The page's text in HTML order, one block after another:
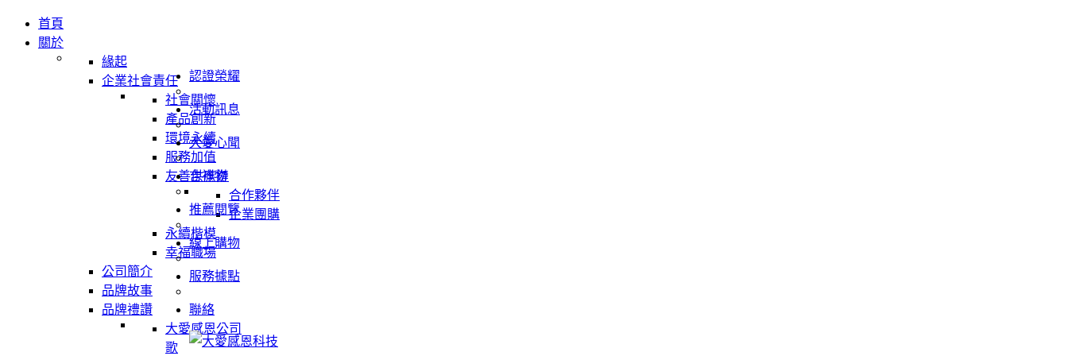
首頁
關於
緣起
企業社會責任
社會關懷
產品創新
環境永續
服務加值
友善供應鏈
合作夥伴
企業團購
永續楷模
幸福職場
公司簡介
品牌故事
品牌禮讚
大愛感恩公司
歌
認證榮耀
活動訊息
大愛心聞
吉祥物
推薦閱覽
線上購物
服務據點
聯絡